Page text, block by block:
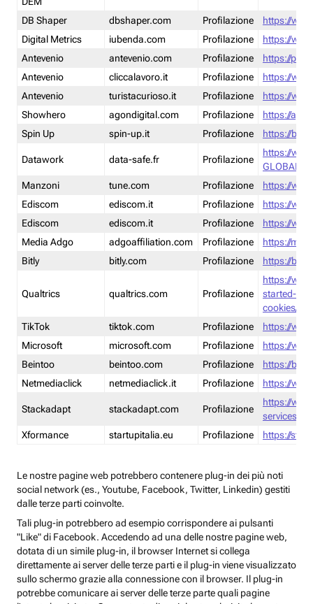
DB Shaper
dbshaper.com Profilazione
https://
Digital Metrics
iubenda.com Profilazione
https://
Antevenio
antevenio.com Profilazione
https://
Antevenio
cliccalavoro.it Profilazione
https://
Antevenio
turistacurioso.it Profilazione
https://
Showhero
agondigital.com Profilazione
https://
Spin Up
spin-up.it Profilazione https://
Datawork data-safe.fr Profilazione
https://
GLOBAL-
Manzoni
tune.com Profilazione
https://
Ediscom
ediscom.it Profilazione
https://
Ediscom
ediscom.it Profilazione
https://
Media Adgo
adgoaffiliation.com Profilazione
https://
Bitly
bitly.com Profilazione https://
Qualtrics qualtrics.com Profilazione
https://
started-
cookies/
TikTok
tiktok.com Profilazione
https://
Microsoft
microsoft.com Profilazione
https://
Beintoo
beintoo.com Profilazione
https://
Netmediaclick
netmediaclick.it Profilazione https://
Stackadapt stackadapt.com Profilazione
https://
services-
Xformance
startupitalia.eu Profilazione https://
Le nostre pagine web potrebbero contenere plug-in dei più noti
social network (es., Youtube, Facebook, Twitter, Linkedin) gestiti
dalle terze parti coinvolte.
Tali plug-in potrebbero ad esempio corrispondere ai pulsanti
"Like" di Facebook. Accedendo ad una delle nostre pagine web,
dotata di un simile plug-in, il browser Internet si collega
direttamente ai server delle terze parti e il plug-in viene visualizzato
sullo schermo grazie alla connessione con il browser. Il plug-in
potrebbe comunicare ai server delle terze parte quali pagine